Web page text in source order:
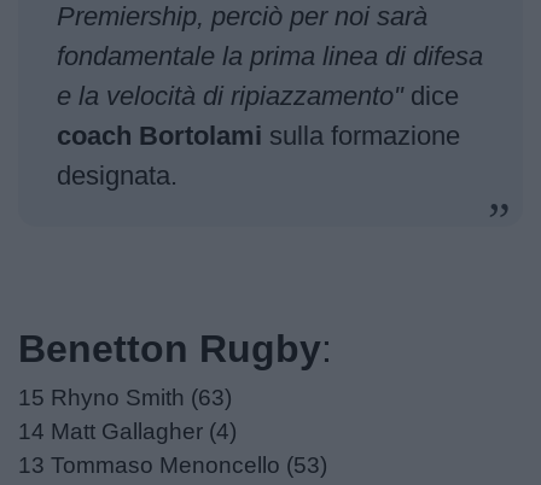
Premiership, perciò per noi sarà
fondamentale la prima linea di difesa
e la velocità di ripiazzamento"dice
coach Bortolami sulla formazione
designata.
Benetton Rugby:
15 Rhyno Smith (63)
14 Matt Gallagher (4)
13 Tommaso Menoncello (53)